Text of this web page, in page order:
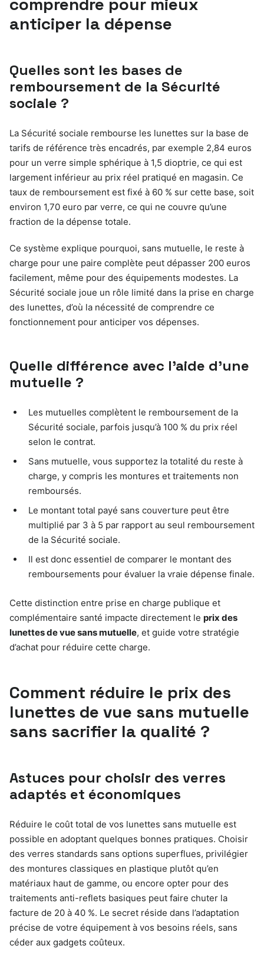
anticiper la dépense
Quelles sont les bases de
remboursement de la Sécurité
sociale ?
La Sécurité sociale rembourse les lunettes sur la base de
tarifs de référence très encadrés, par exemple 2,84 euros
pour un verre simple sphérique à 1,5 dioptrie, ce qui est
largement inférieur au prix réel pratiqué en magasin. Ce
taux de remboursement est fixé à 60 % sur cette base, soit
environ 1,70 euro par verre, ce qui ne couvre qu’une
fraction de la dépense totale.
Ce système explique pourquoi, sans mutuelle, le reste à
charge pour une paire complète peut dépasser 200 euros
facilement, même pour des équipements modestes. La
Sécurité sociale joue un rôle limité dans la prise en charge
des lunettes, d’où la nécessité de comprendre ce
fonctionnement pour anticiper vos dépenses.
Quelle différence avec l’aide d’une
mutuelle ?
Les mutuelles complètent le remboursement de la
Sécurité sociale, parfois jusqu’à 100 % du prix réel
selon le contrat.
Sans mutuelle, vous supportez la totalité du reste à
charge, y compris les montures et traitements non
remboursés.
Le montant total payé sans couverture peut être
multiplié par 3 à 5 par rapport au seul remboursement
de la Sécurité sociale.
Il est donc essentiel de comparer le montant des
remboursements pour évaluer la vraie dépense finale.
Cette distinction entre prise en charge publique et
complémentaire santé impacte directement le prix des
lunettes de vue sans mutuelle, et guide votre stratégie
d’achat pour réduire cette charge.
Comment réduire le prix des
lunettes de vue sans mutuelle
sans sacrifier la qualité ?
Astuces pour choisir des verres
adaptés et économiques
Réduire le coût total de vos lunettes sans mutuelle est
possible en adoptant quelques bonnes pratiques. Choisir
des verres standards sans options superflues, privilégier
des montures classiques en plastique plutôt qu’en
matériaux haut de gamme, ou encore opter pour des
traitements anti-reflets basiques peut faire chuter la
facture de 20 à 40 %. Le secret réside dans l’adaptation
précise de votre équipement à vos besoins réels, sans
céder aux gadgets coûteux.